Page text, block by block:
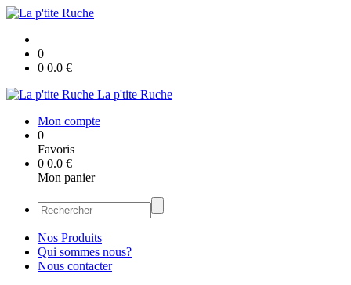
0
0 0.0 €
La p'tite Ruche
Mon compte
0
Favoris
0 0.0 €
Mon panier
Nos Produits
Qui sommes nous?
Nous contacter